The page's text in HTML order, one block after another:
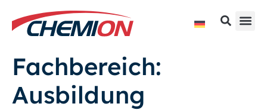
Fachbereich:
Ausbildung